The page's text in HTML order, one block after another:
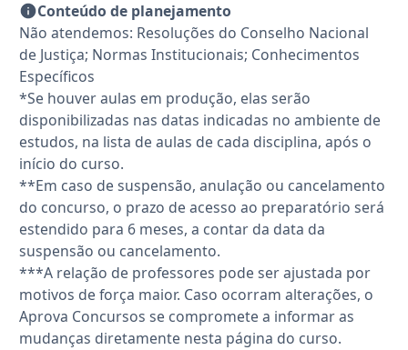
Conteúdo de planejamento
Não atendemos: Resoluções do Conselho Nacional
de Justiça; Normas Institucionais; Conhecimentos
Específicos
*Se houver aulas em produção, elas serão
disponibilizadas nas datas indicadas no ambiente de
estudos, na lista de aulas de cada disciplina, após o
início do curso.
**Em caso de suspensão, anulação ou cancelamento
do concurso, o prazo de acesso ao preparatório será
estendido para 6 meses, a contar da data da
suspensão ou cancelamento.
***A relação de professores pode ser ajustada por
motivos de força maior. Caso ocorram alterações, o
Aprova Concursos se compromete a informar as
mudanças diretamente nesta página do curso.